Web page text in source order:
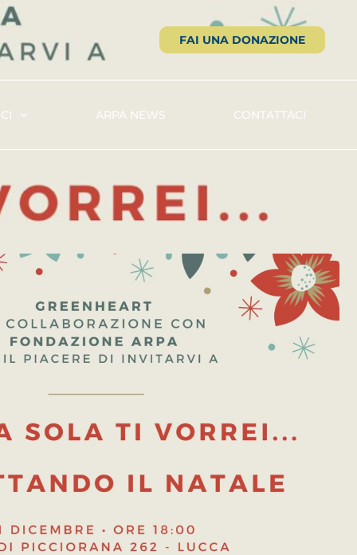
FAI UNA DONAZIONE
ARPA NEWS CONTATTACI